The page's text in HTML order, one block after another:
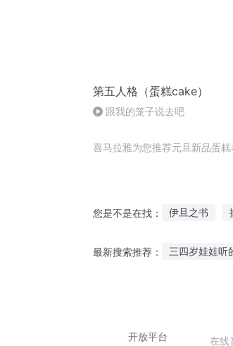
第五人格（蛋糕cake）
跟我的笼子说去吧
喜马拉雅为您推荐元旦新品蛋
您是不是在找： 伊旦之书
最新搜索推荐： 三四岁娃娃听
开放平台
在线